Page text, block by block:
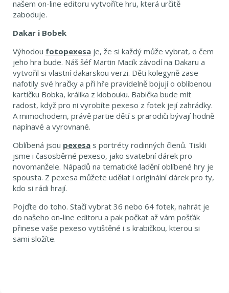
našem on-line editoru vytvoříte hru, která určitě
zaboduje.
Dakar i Bobek
Výhodou fotopexesa je, že si každý může vybrat, o čem
jeho hra bude. Náš šéf Martin Macík závodí na Dakaru a
vytvořil si vlastní dakarskou verzi. Děti kolegyně zase
nafotily své hračky a při hře pravidelně bojují o oblíbenou
kartičku Bobka, králíka z klobouku. Babička bude mít
radost, když pro ni vyrobíte pexeso z fotek její zahrádky.
A mimochodem, právě partie dětí s prarodiči bývají hodně
napínavé a vyrovnané.
Oblíbená jsou pexesa s portréty rodinných členů. Tiskli
jsme i časosběrné pexeso, jako svatební dárek pro
novomanžele. Nápadů na tematické ladění oblíbené hry je
spousta. Z pexesa můžete udělat i originální dárek pro ty,
kdo si rádi hrají.
Pojďte do toho. Stačí vybrat 36 nebo 64 fotek, nahrát je
do našeho on-line editoru a pak počkat až vám pošťák
přinese vaše pexeso vytištěné i s krabičkou, kterou si
sami složíte.